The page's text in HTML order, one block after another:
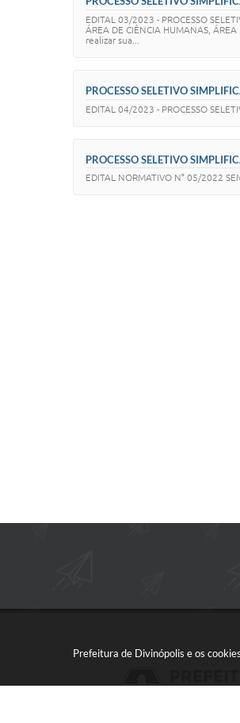
Prefeitura de Divinópolis e os
EDITAL 03/2023 - PROCESSO
ÁREA DE CIÊNCIA HUMANAS,
realizar sua...
PROCESSO SELETIVO
EDITAL 04/2023 - PROCESSO
PROCESSO SELETIVO
EDITAL NORMATIVO N° 05/2022